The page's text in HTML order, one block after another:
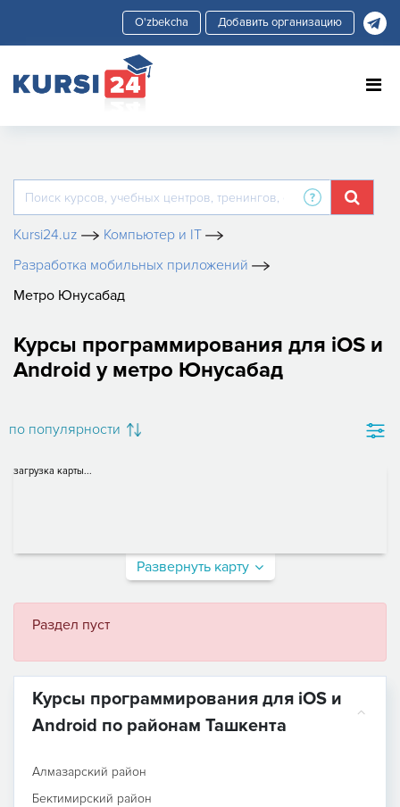
Добавить организацию
Kursi24.uz
Компьютер и IT
Разработка мобильных приложений
Метро Юнусабад
Курсы программирования для iOS и
Android у метро Юнусабад
по популярности
загрузка карты...
Развернуть карту
Раздел пуст
Курсы программирования для iOS и
Android по районам Ташкента
Алмазарский район
Бектимирский район